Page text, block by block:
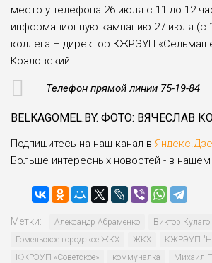
место у телефона 26 июля с 11 до 12
информационную кампанию 27 июля (с
коллега – директор КЖРЭУП
Козловский.
Телефон прямой линии 75-19-84
BELKAGOMEL.BY. ФОТО: ВЯЧЕСЛАВ
Подпишитесь на наш канал в
Больше интересных новостей - в нашем
Метки: Александр Абраменко
Виктор Кулаго
Гомельское городское ЖКХ
ЖКХ
КЖРЭУП
КЖРЭУП «Совет­ское»
коммуналка Михаил